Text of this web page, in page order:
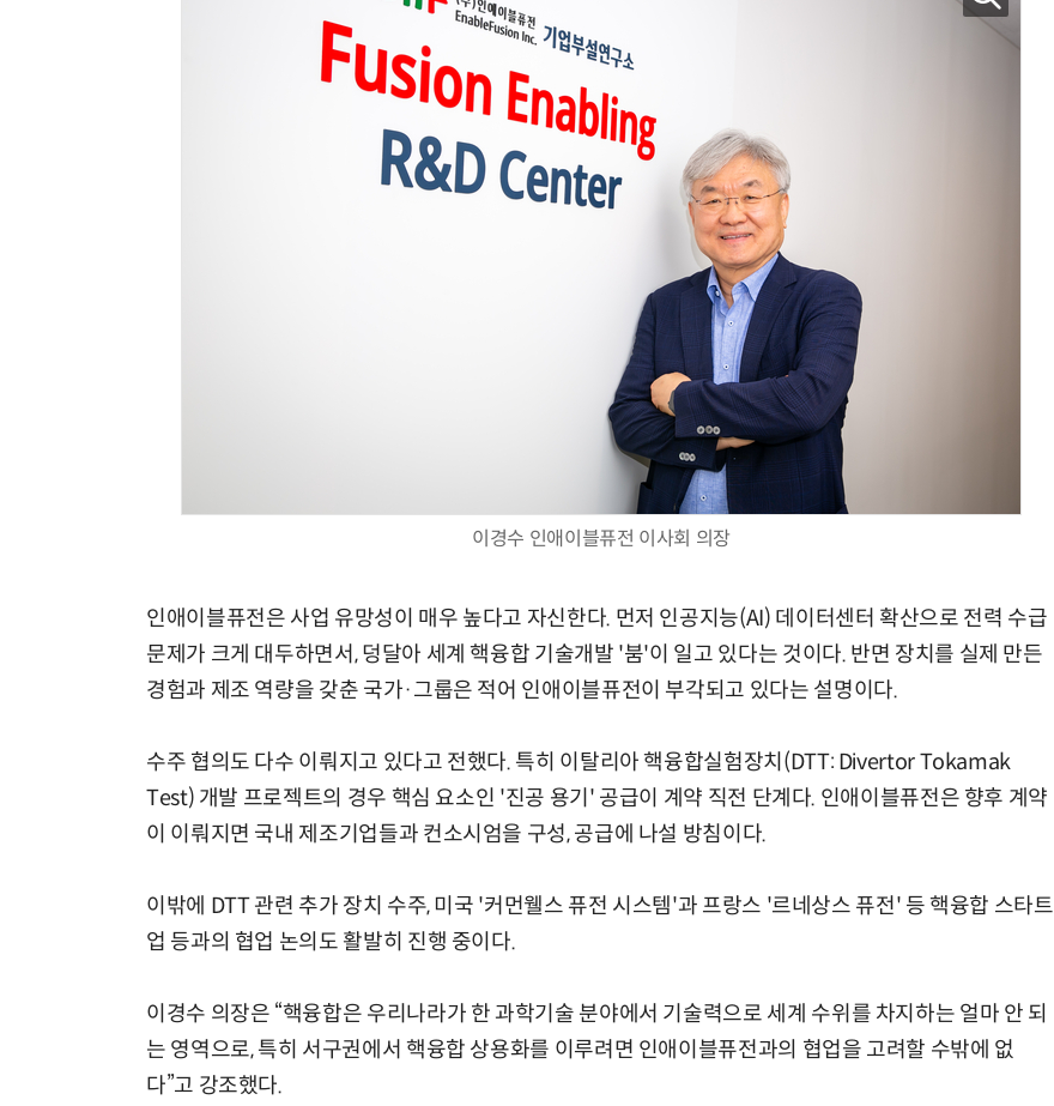
이경수 인애이블퓨전 이사회 의장
인애이블퓨전은 사업 유망성이 매우 높다고 자신한다. 먼저 인공지능(AI) 데이터센터 확산으로 전력 수급
문제가 크게 대두하면서, 덩달아 세계 핵융합 기술개발 '붐'이 일고 있다는 것이다. 반면 장치를 실제 만든
경험과 제조 역량을 갖춘 국가·그룹은 적어 인애이블퓨전이 부각되고 있다는 설명이다.
수주 협의도 다수 이뤄지고 있다고 전했다. 특히 이탈리아 핵융합실험장치(DTT: Divertor Tokamak
Test) 개발 프로젝트의 경우 핵심 요소인 '진공 용기' 공급이 계약 직전 단계다. 인애이블퓨전은 향후 계약
이 이뤄지면 국내 제조기업들과 컨소시엄을 구성, 공급에 나설 방침이다.
이밖에 DTT 관련 추가 장치 수주, 미국 '커먼웰스 퓨전 시스템'과 프랑스 '르네상스 퓨전' 등 핵융합 스타트
업 등과의 협업 논의도 활발히 진행 중이다.
이경수 의장은 “핵융합은 우리나라가 한 과학기술 분야에서 기술력으로 세계 수위를 차지하는 얼마 안 되
는 영역으로, 특히 서구권에서 핵융합 상용화를 이루려면 인애이블퓨전과의 협업을 고려할 수밖에 없
다”고 강조했다.